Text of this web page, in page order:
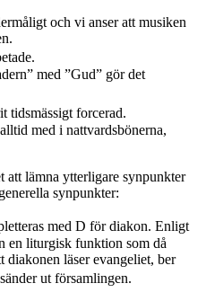
och vi anser att musiken
med ”Gud” gör det
tidsmässigt forcerad.
med i nattvardsbönerna,
lämna ytterligare synpunkter
synpunkter:
med D för diakon. Enligt
en liturgisk funktion som då
diakonen läser evangeliet, ber
ut församlingen.